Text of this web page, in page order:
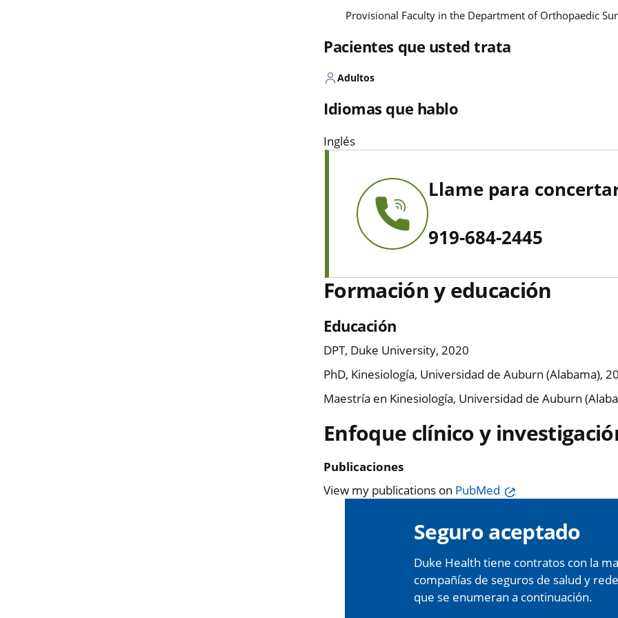
Provisional Faculty in the Department of Orthopaedic
Pacientes que usted trata
Adultos
Idiomas que hablo
Inglés
Llame para
919-684-2445
Formación y educación
Educación
DPT, Duke University, 2020
PhD, Kinesiología, Universidad de Auburn (Alabama),
Maestría en Kinesiología, Universidad de Auburn
Enfoque clínico y
Publicaciones
View my publications on PubMed
Seguro aceptado
Duke Health tiene contratos con la
compañías de seguros de salud y
que se enumeran a continuación.